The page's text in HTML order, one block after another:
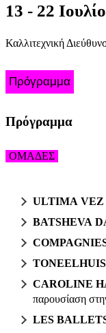
13 - 22
Καλλιτεχνική
Πρόγραμμα
Πρόγραμμα
ΟΜΑΔΕΣ
ULTIMA VEZ
BATSHEVA
TONEELHUIS
CAROLINE
παρουσίαση
LES